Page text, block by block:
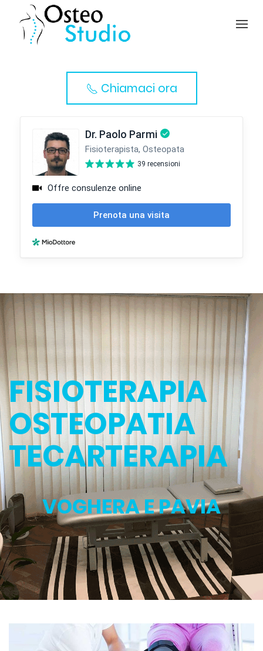
Chiamaci ora
FISIOTERAPIA
OSTEOPATIA
TECARTERAPIA
VOGHERA E PAVIA